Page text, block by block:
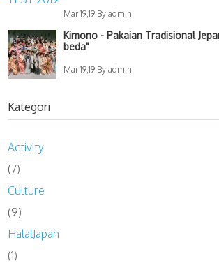
Mar 19,19 By admin
Kimono - Pakaian Tradisional
beda"
Mar 19,19 By admin
Kategori
Activity
(7)
Culture
(9)
HalalJapan
(1)